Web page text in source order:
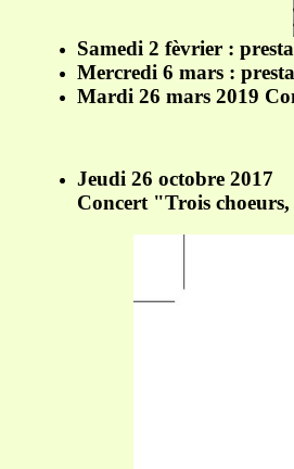
Samedi 2 fèvrier :
Mercredi 6 mars :
Mardi 26 mars 2019
Jeudi 26 octobre 2017
Concert "Trois